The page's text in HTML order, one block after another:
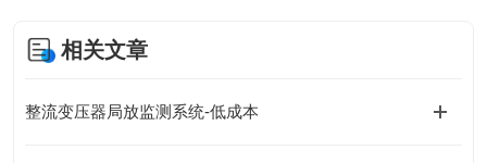
相关文章
整流变压器局放监测系统-低成本